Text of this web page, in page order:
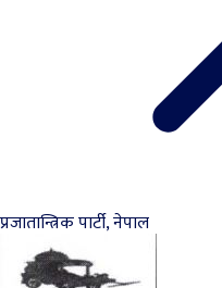
प्रजातान्त्रिक पार्टी, नेपाल